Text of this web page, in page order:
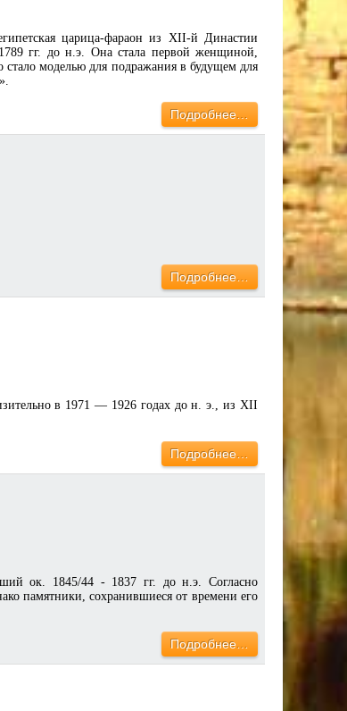
царица-фараон из XII-й Династии
гг. до н.э. Она стала первой женщиной,
моделью для подражания в будущем для
Подробнее…
Подробнее…
в 1971 — 1926 годах до н. э., из XII
Подробнее…
ок. 1845/44 - 1837 гг. до н.э. Согласно
памятники, сохранившиеся от времени его
Подробнее…